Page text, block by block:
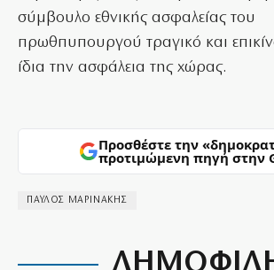
σύμβουλο εθνικής ασφαλείας του
πρωθπυπουργού τραγικό και
ίδια την ασφάλεια της χώρας.
Προσθέστε την
προτιμώμενη πηγή στην
ΠΑΥΛΟΣ ΜΑΡΙΝΑΚΗΣ